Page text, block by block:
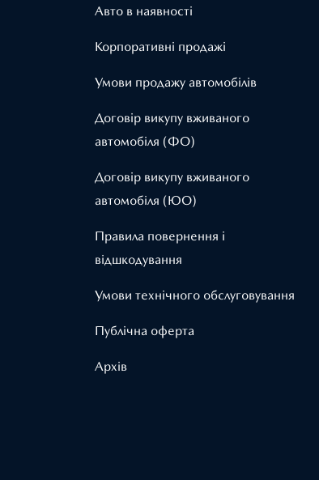
Авто в наявності
Корпоративні продажі
Умови продажу автомобілів
Договір викупу вживаного
автомобіля (ФО)
Договір викупу вживаного
автомобіля (ЮО)
Правила повернення і
відшкодування
Умови технічного обслуговування
Публічна оферта
Архів